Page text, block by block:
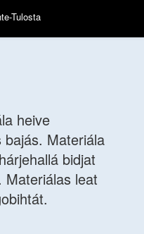
Tulosta
heive
Materiála
bidjat
Materiálas leat